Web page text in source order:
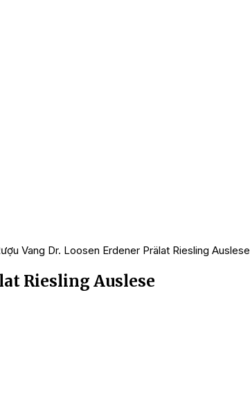
Vang Dr. Loosen Erdener Prälat Riesling Auslese
Riesling Auslese